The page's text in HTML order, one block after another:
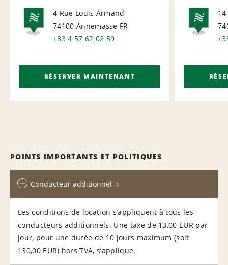
NATIONAL
4 Rue Louis Armand
74100 Annemasse FR
+33 4 57 62 02 59
RÉSERVER MAINTENANT
POINTS IMPORTANTS ET POLITIQUES
Conducteur additionnel
Les conditions de location s’appliquent à tous les
conducteurs additionnels. Une taxe de 13,00 EUR par
jour, pour une durée de 10 jours maximum (soit
130,00 EUR) hors TVA, s’applique.